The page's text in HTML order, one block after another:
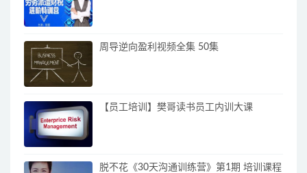
周导逆向盈利视频全集 50集
【员工培训】樊哥读书员工内训大课
脱不花《30天沟通训练营》第1期 培训课程